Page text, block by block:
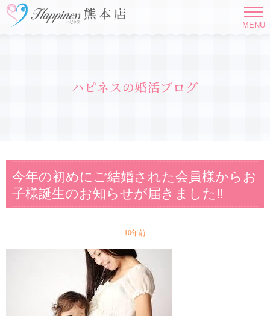
MENU
ハピネスの婚活ブログ
今年の初めにご結婚された会員様からお
子様誕生のお知らせが届きました!!
10年前